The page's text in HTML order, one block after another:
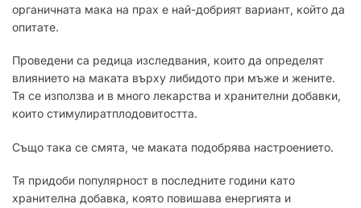
органичната мака на прах е най-добрият вариант, който да
опитате.
Проведени са редица изследвания, които да определят
влиянието на маката върху либидото при мъже и жените.
Тя се използва и в много лекарства и хранителни добавки,
които стимулиратплодовитостта.
Също така се смята, че маката подобрява настроението.
Тя придоби популярност в последните години като
хранителна добавка, която повишава енергията и